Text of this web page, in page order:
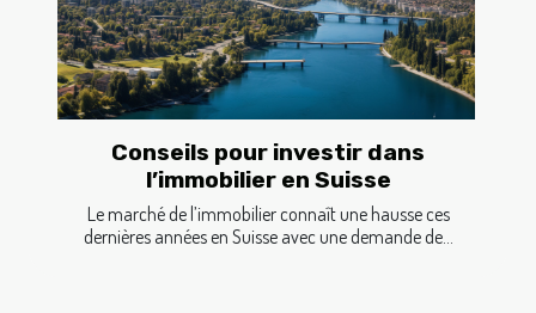
Conseils pour investir dans
l’immobilier en Suisse
Le marché de l’immobilier connaît une hausse ces
dernières années en Suisse avec une demande de...